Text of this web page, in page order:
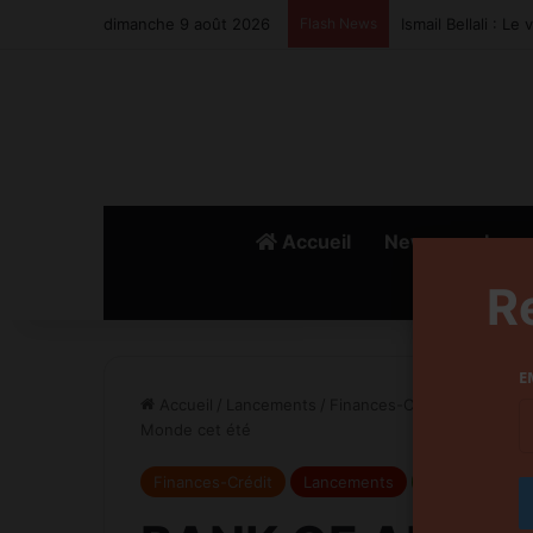
dimanche 9 août 2026 Ismail Bellali : Le
Accueil News
Finances-Crédit Lancements